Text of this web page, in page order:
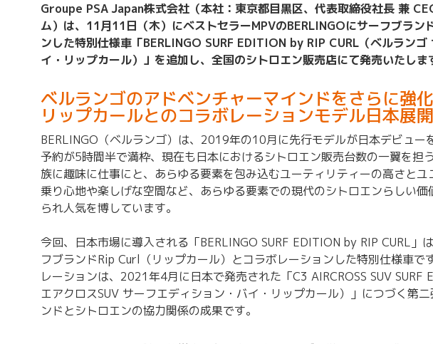
Groupe PSA Japan株式会社（本社：東京都目黒区、代表取締役社長 兼
ム）は、11月11日（木）にベストセラーMPVのBERLINGOにサーフブラ
ンした特別仕様車「BERLINGO SURF EDITION by RIP CURL（ベルランゴ
イ・リップカール）」を追加し、全国のシトロエン販売店にて発売いたしま
ベルランゴのアドベンチャーマインドをさらに強化
リップカールとのコラボレーションモデル日本展
BERLINGO（ベルランゴ）は、2019年の10月に先行モデルが日本デビュー
予約が5時間半で満枠、現在も日本におけるシトロエン販売台数の一翼を担
族に趣味に仕事にと、あらゆる要素を包み込むユーティリティーの高さと
乗り心地や楽しげな空間など、あらゆる要素での現代のシトロエンらしい
られ人気を博しています。
今回、日本市場に導入される「BERLINGO SURF EDITION by RIP CURL」
フブランドRip Curl（リップカール）とコラボレーションした特別仕様車で
レーションは、2021年4月に日本で発売された「C3 AIRCROSS SUV SURF
エアクロスSUV サーフエディション・バイ・リップカール）」につづく第
ンドとシトロエンの協力関係の成果です。